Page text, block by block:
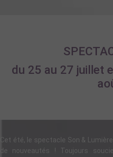
du 25 au 27 juillet
Cet été, le spectacle Son &
de nouveautés ! Toujours